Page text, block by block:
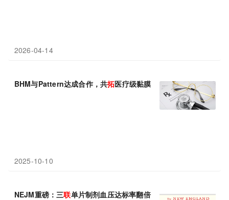
2026-04-14
BHM与Pattern达成合作，共拓医疗级黏膜防护新市场
2025-10-10
NEJM重磅：三联单片制剂血压达标率翻倍，心血管事件减少33%